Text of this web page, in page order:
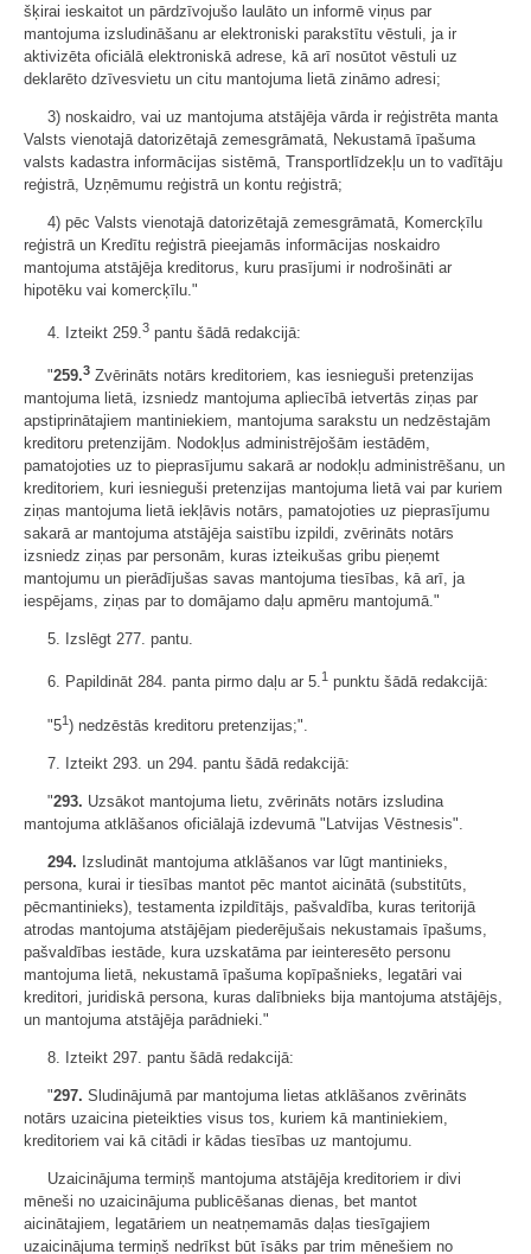
šķirai ieskaitot un pārdzīvojušo laulāto un informē viņus par
mantojuma izsludināšanu ar elektroniski parakstītu vēstuli, ja ir
aktivizēta oficiālā elektroniskā adrese, kā arī nosūtot vēstuli uz
deklarēto dzīvesvietu un citu mantojuma lietā zināmo adresi;
3) noskaidro, vai uz mantojuma atstājēja vārda ir reģistrēta manta
Valsts vienotajā datorizētajā zemesgrāmatā, Nekustamā īpašuma
valsts kadastra informācijas sistēmā, Transportlīdzekļu un to vadītāju
reģistrā, Uzņēmumu reģistrā un kontu reģistrā;
4) pēc Valsts vienotajā datorizētajā zemesgrāmatā, Komercķīlu
reģistrā un Kredītu reģistrā pieejamās informācijas noskaidro
mantojuma atstājēja kreditorus, kuru prasījumi ir nodrošināti ar
hipotēku vai komercķīlu."
4. Izteikt 259. 3 pantu šādā redakcijā:
"259.3 Zvērināts notārs kreditoriem, kas iesnieguši pretenzijas
mantojuma lietā, izsniedz mantojuma apliecībā ietvertās ziņas par
apstiprinātajiem mantiniekiem, mantojuma sarakstu un nedzēstajām
kreditoru pretenzijām. Nodokļus administrējošām iestādēm,
pamatojoties uz to pieprasījumu sakarā ar nodokļu administrēšanu, un
kreditoriem, kuri iesnieguši pretenzijas mantojuma lietā vai par kuriem
ziņas mantojuma lietā iekļāvis notārs, pamatojoties uz pieprasījumu
sakarā ar mantojuma atstājēja saistību izpildi, zvērināts notārs
izsniedz ziņas par personām, kuras izteikušas gribu pieņemt
mantojumu un pierādījušas savas mantojuma tiesības, kā arī, ja
iespējams, ziņas par to domājamo daļu apmēru mantojumā."
5. Izslēgt 277. pantu.
6. Papildināt 284. panta pirmo daļu ar 5.1 punktu šādā redakcijā:
"51) nedzēstās kreditoru pretenzijas;".
7. Izteikt 293. un 294. pantu šādā redakcijā:
"293. Uzsākot mantojuma lietu, zvērināts notārs izsludina
mantojuma atklāšanos oficiālajā izdevumā "Latvijas Vēstnesis".
294. Izsludināt mantojuma atklāšanos var lūgt mantinieks,
persona, kurai ir tiesības mantot pēc mantot aicinātā (substitūts,
pēcmantinieks), testamenta izpildītājs, pašvaldība, kuras teritorijā
atrodas mantojuma atstājējam piederējušais nekustamais īpašums,
pašvaldības iestāde, kura uzskatāma par ieinteresēto personu
mantojuma lietā, nekustamā īpašuma kopīpašnieks, legatāri vai
kreditori, juridiskā persona, kuras dalībnieks bija mantojuma atstājējs,
un mantojuma atstājēja parādnieki."
8. Izteikt 297. pantu šādā redakcijā:
"297. Sludinājumā par mantojuma lietas atklāšanos zvērināts
notārs uzaicina pieteikties visus tos, kuriem kā mantiniekiem,
kreditoriem vai kā citādi ir kādas tiesības uz mantojumu.
Uzaicinājuma termiņš mantojuma atstājēja kreditoriem ir divi
mēneši no uzaicinājuma publicēšanas dienas, bet mantot
aicinātajiem, legatāriem un neatņemamās daļas tiesīgajiem
uzaicinājuma termiņš nedrīkst būt īsāks par trim mēnešiem no